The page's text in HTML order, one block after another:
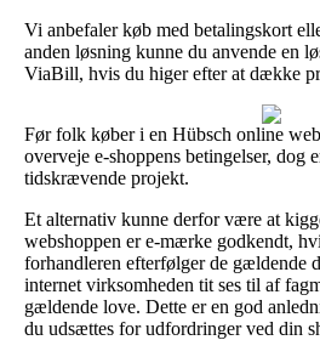
Vi anbefaler køb med betalingskort
anden løsning kunne du anvende en
ViaBill, hvis du higer efter at dække
Før folk køber i en Hübsch online
overveje e-shoppens betingelser, dog
tidskrævende projekt.
Et alternativ kunne derfor være at
webshoppen er e-mærke godkendt,
forhandleren efterfølger de gældende
internet virksomheden tit ses til af
gældende love. Dette er en god
du udsættes for udfordringer ved din